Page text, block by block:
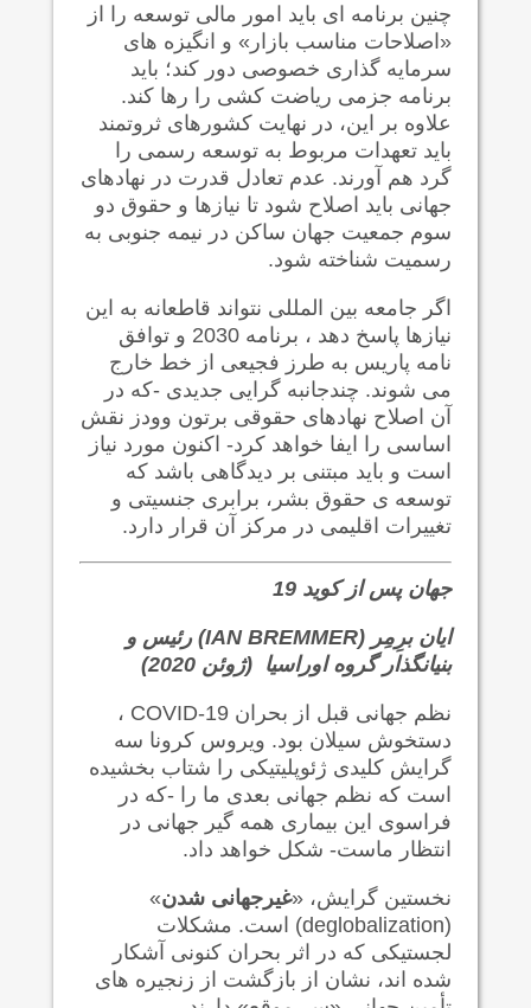
چنین برنامه ای باید امور مالی توسعه را از
«اصلاحات مناسب بازار» و انگیزه های
سرمایه گذاری خصوصی دور کند؛ باید
برنامه جزمی ریاضت کشی را رها کند.
علاوه بر این، در نهایت کشورهای ثروتمند
باید تعهدات مربوط به توسعه رسمی را
گرد هم آورند. عدم تعادل قدرت در نهادهای
جهانی باید اصلاح شود تا نیازها و حقوق دو
سوم جمعیت جهان ساکن در نیمه جنوبی به
رسمیت شناخته شود.
اگر جامعه بین المللی نتواند قاطعانه به این
نیازها پاسخ دهد ، برنامه 2030 و توافق
نامه پاریس به طرز فجیعی از خط خارج
می شوند. چندجانبه گرایی جدیدی -که در
آن اصلاح نهادهای حقوقی برتون وودز نقش
اساسی را ایفا خواهد کرد- اکنون مورد نیاز
است و باید مبتنی بر دیدگاهی باشد که
توسعه ی حقوق بشر، برابری جنسیتی و
تغییرات اقلیمی در مرکز آن قرار دارد.
جهان پس از کوید 19
ایان برِمِر (IAN BREMMER) رئیس و
بنیانگذار گروه اوراسیا (ژوئن 2020)
نظم جهانی قبل از بحران COVID-19 ،
دستخوش سیلان بود. ویروس کرونا سه
گرایش کلیدی ژئوپلیتیکی را شتاب بخشیده
است که نظم جهانی بعدی ما را -که در
فراسوی این بیماری همه گیر جهانی در
انتظار ماست- شکل خواهد داد.
نخستین گرایش، «غیرجهانی شدن»
(deglobalization) است. مشکلات
لجستیکی که در اثر بحران کنونی آشکار
شده اند، نشان از بازگشت از زنجیره های